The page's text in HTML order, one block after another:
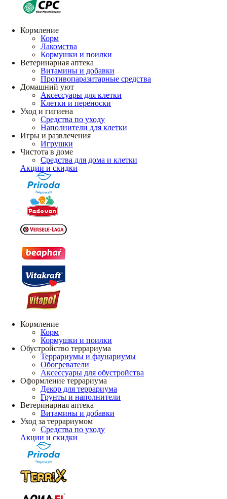
Кормление
Корм
Лакомства
Кормушки и поилки
Ветеринарная аптека
Витамины и добавки
Противопаразитарные средства
Домашний уют
Аксессуары для клетки
Клетки и переноски
Уход и гигиена
Средства по уходу
Наполнители для клетки
Игры и развлечения
Игрушки
Чистота в доме
Средства для дома и клетки
Акции и скидки
Кормление
Корм
Кормушки и поилки
Обустройство террариума
Террариумы и фаунариумы
Обогреватели
Аксессуары для обустройства
Оформление террариума
Декор для террариума
Грунты и наполнители
Ветеринарная аптека
Витамины и добавки
Уход за террариумом
Средства по уходу
Акции и скидки